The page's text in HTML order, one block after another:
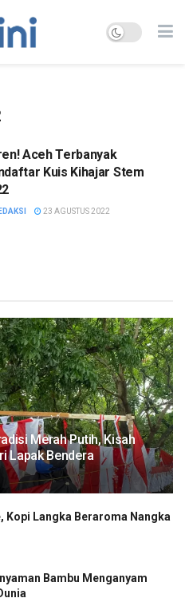
Aceh Terbanyak
Kuis Kihajar Stem
23 AGUSTUS 2022
Merah Putih, Kisah
Lapak Bendera
Kopi Langka Beraroma Nangka
Bambu Menganyam